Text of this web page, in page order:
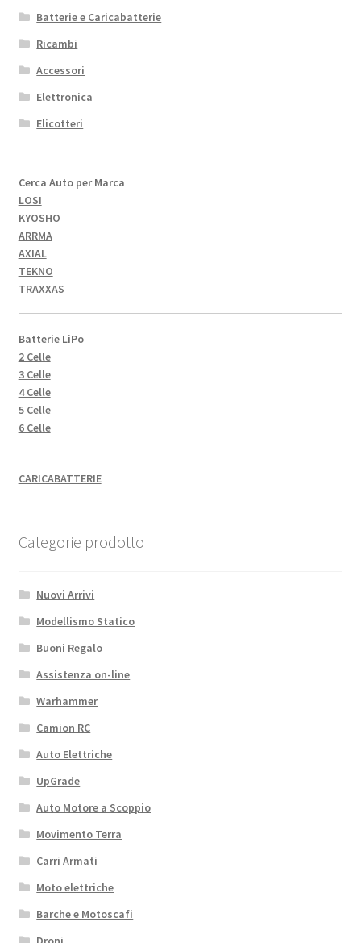
Batterie e Caricabatterie
Ricambi
Accessori
Elettronica
Elicotteri
Cerca Auto per Marca
LOSI
KYOSHO
ARRMA
AXIAL
TEKNO
TRAXXAS
Batterie LiPo
2 Celle
3 Celle
4 Celle
5 Celle
6 Celle
CARICABATTERIE
Categorie prodotto
Nuovi Arrivi
Modellismo Statico
Buoni Regalo
Assistenza on-line
Warhammer
Camion RC
Auto Elettriche
UpGrade
Auto Motore a Scoppio
Movimento Terra
Carri Armati
Moto elettriche
Barche e Motoscafi